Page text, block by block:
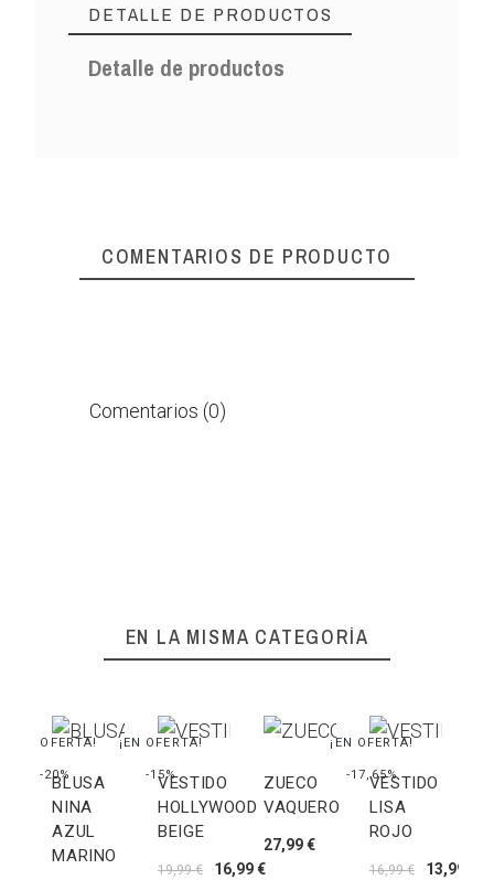
DETALLE DE PRODUCTOS
Detalle de productos
COMENTARIOS DE PRODUCTO
Comentarios (0)
EN LA MISMA CATEGORÍA
BLUSA
NINA
AZUL
MARINO
¡EN OFERTA!
-20%
VESTIDO
HOLLYWOOD
BEIGE
19,99 € 16,99 €
¡EN OFERTA!
-15%
ZUECO
VAQUERO
27,99 €
VESTIDO
LISA
ROJO
16,99 € 13,99 €
¡EN OFERTA!
-17,65%